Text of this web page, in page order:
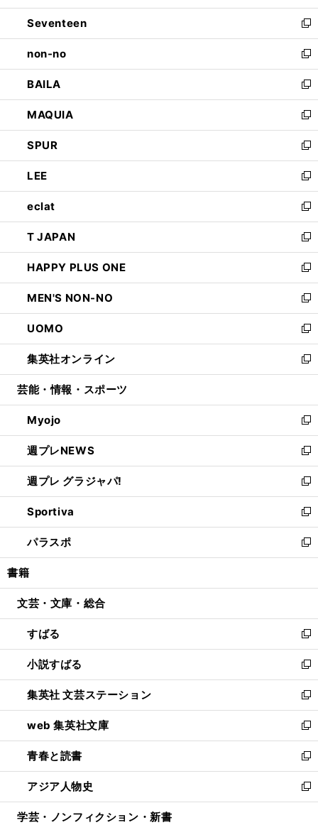
開
く
ウ
で
開
く
ン
ド
ウ
で
開
く
Seventeen
新
し
い
ウ
ィ
ン
ド
ウ
で
開
く
non-no
新
し
い
ウ
ィ
ン
ド
ウ
で
開
く
BAILA
新
し
い
ウ
ィ
ン
ド
ウ
で
開
く
MAQUIA
新
し
い
ウ
ィ
ン
ド
ウ
で
開
く
SPUR
新
し
い
ウ
ィ
ン
ド
ウ
で
開
く
LEE
新
し
い
ウ
ィ
ン
ド
ウ
で
開
く
eclat
新
し
い
ウ
ィ
ン
ド
ウ
で
開
く
T JAPAN
新
し
い
ウ
ィ
ン
ド
ウ
で
開
HAPPY PLUS ONE
新
し
い
ウ
ィ
ン
ド
ウ
開
く
MEN'S NON-NO
新
し
い
ウ
ィ
ン
ウ
で
開
く
UOMO
新
し
い
ウ
ン
ド
ウ
で
開
く
集英社オンライン
新
し
ウ
ィ
ン
ド
ウ
で
開
く
芸能・情報・スポーツ
Myojo
新
し
い
ウ
ィ
ン
ド
ウ
で
開
週プレNEWS
新
し
い
ウ
ィ
ン
ド
ウ
開
週プレ グラジャパ!
新
し
い
ウ
ィ
ン
ウ
開
く
Sportiva
新
し
い
ウ
ン
ウ
で
開
く
パラスポ
新
し
ウ
ン
ド
ウ
で
開
く
書籍
文芸・文庫・総合
すばる
新
し
い
ウ
ィ
ン
ド
ウ
で
開
く
小説すばる
新
し
い
ウ
ィ
ン
ド
ウ
で
開
集英社 文芸ステーション
新
し
い
ウ
ィ
ン
ド
ウ
web 集英社文庫
新
し
い
ウ
ィ
ン
青春と読書
新
し
い
ウ
アジア人物史
新
し
学芸・ノンフィクション・新書